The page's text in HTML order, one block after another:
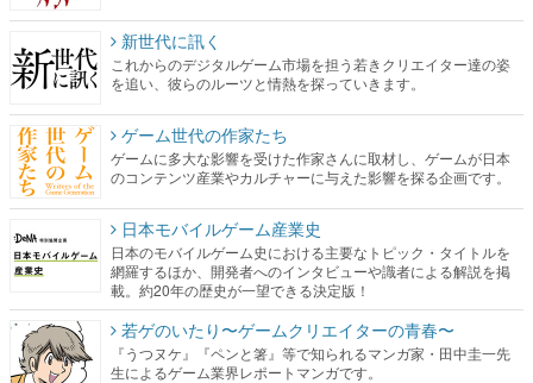
新世代に訊く
これからのデジタルゲーム市場を担う若きクリエイター達の姿
を追い、彼らのルーツと情熱を探っていきます。
ゲーム世代の作家たち
ゲームに多大な影響を受けた作家さんに取材し、ゲームが日本
のコンテンツ産業やカルチャーに与えた影響を探る企画です。
日本モバイルゲーム産業史
日本のモバイルゲーム史における主要なトピック・タイトルを
網羅するほか、開発者へのインタビューや識者による解説を掲
載。約20年の歴史が一望できる決定版！
若ゲのいたり〜ゲームクリエイターの青春〜
『うつヌケ』『ペンと箸』等で知られるマンガ家・田中圭一先
生によるゲーム業界レポートマンガです。